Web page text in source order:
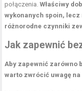
połączenia.Właściwy
wykonanych spoin, lecz
różnorodne czynniki
Jak zapewnić
Aby zapewnić zarówno
warto zwrócić uwagę